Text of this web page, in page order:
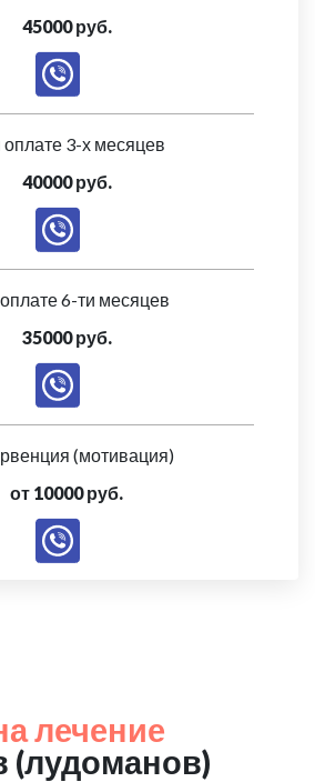
45000 руб.
3-х месяцев
40000 руб.
6-ти месяцев
35000 руб.
(мотивация)
от 10000 руб.
лечение
(лудоманов)